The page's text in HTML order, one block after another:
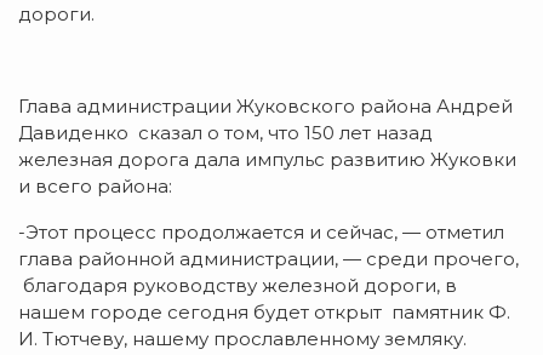
дороги.
Глава администрации Жуковского района Андрей
Давиденко сказал о том, что 150 лет назад
железная дорога дала импульс развитию Жуковки
и всего района:
-Этот процесс продолжается и сейчас, — отметил
глава районной администрации, — среди прочего,
благодаря руководству железной дороги, в
нашем городе сегодня будет открыт памятник Ф.
И. Тютчеву, нашему прославленному земляку.